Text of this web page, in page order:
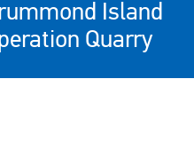
Island
Quarry